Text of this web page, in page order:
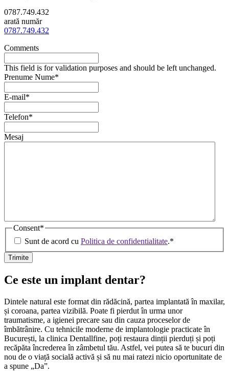
0787.749.432
arată număr
0787.749.432
Comments
This field is for validation purposes and should be left unchanged.
Prenume Nume*
E-mail*
Telefon*
Mesaj
Consent*
Sunt de acord cu Politica de confidentialitate.*
Ce este un implant dentar?
Dintele natural este format din rădăcină, partea implantată în maxilar,
și coroana, partea vizibilă. Poate fi pierdut în urma unor
traumatisme, a igienei precare sau din cauza proceselor de
îmbătrânire. Cu tehnicile moderne de implantologie practicate în
București, la clinica Dentallfine, poți restaura dinții pierduți și poți
recăpăta încrederea în zâmbetul tău. Astfel, vei putea să te bucuri din
nou de o viață socială activă și să nu mai ratezi nicio oportunitate de
a spune „Da”.